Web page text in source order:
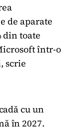
de aparate
din toate
într-o
scrie
cu un
în 2027.